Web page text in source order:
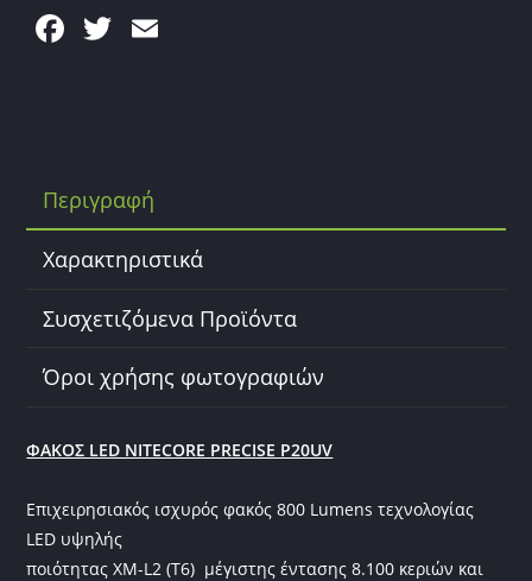
F
o
o
T
Περιγραφή
Χαρακτηριστικά
Συσχετιζόμενα Προϊόντα
Όροι χρήσης φωτογραφιών
ΦΑΚΟΣ LED NITECORE PRECISE P20UV
Επιχειρησιακός ισχυρός φακός 800 Lumens τεχνολογίας
LED υψηλής
ποιότητας XM-L2 (Τ6) μέγιστης έντασης 8.100 κεριών και